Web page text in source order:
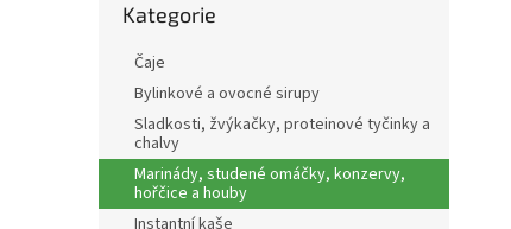
í
a
kategorie
Kategorie
Čaje
Bylinkové a ovocné sirupy
Sladkosti, žvýkačky, proteinové tyčinky a
chalvy
Marinády, studené omáčky, konzervy,
hořčice a houby
Instantní kaše